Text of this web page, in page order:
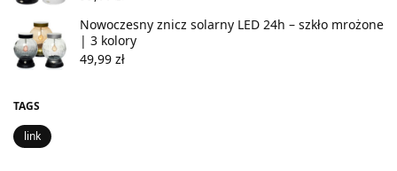
Nowoczesny znicz solarny LED 24h – szkło mrożone
| 3 kolory
49,99 zł
TAGS
link